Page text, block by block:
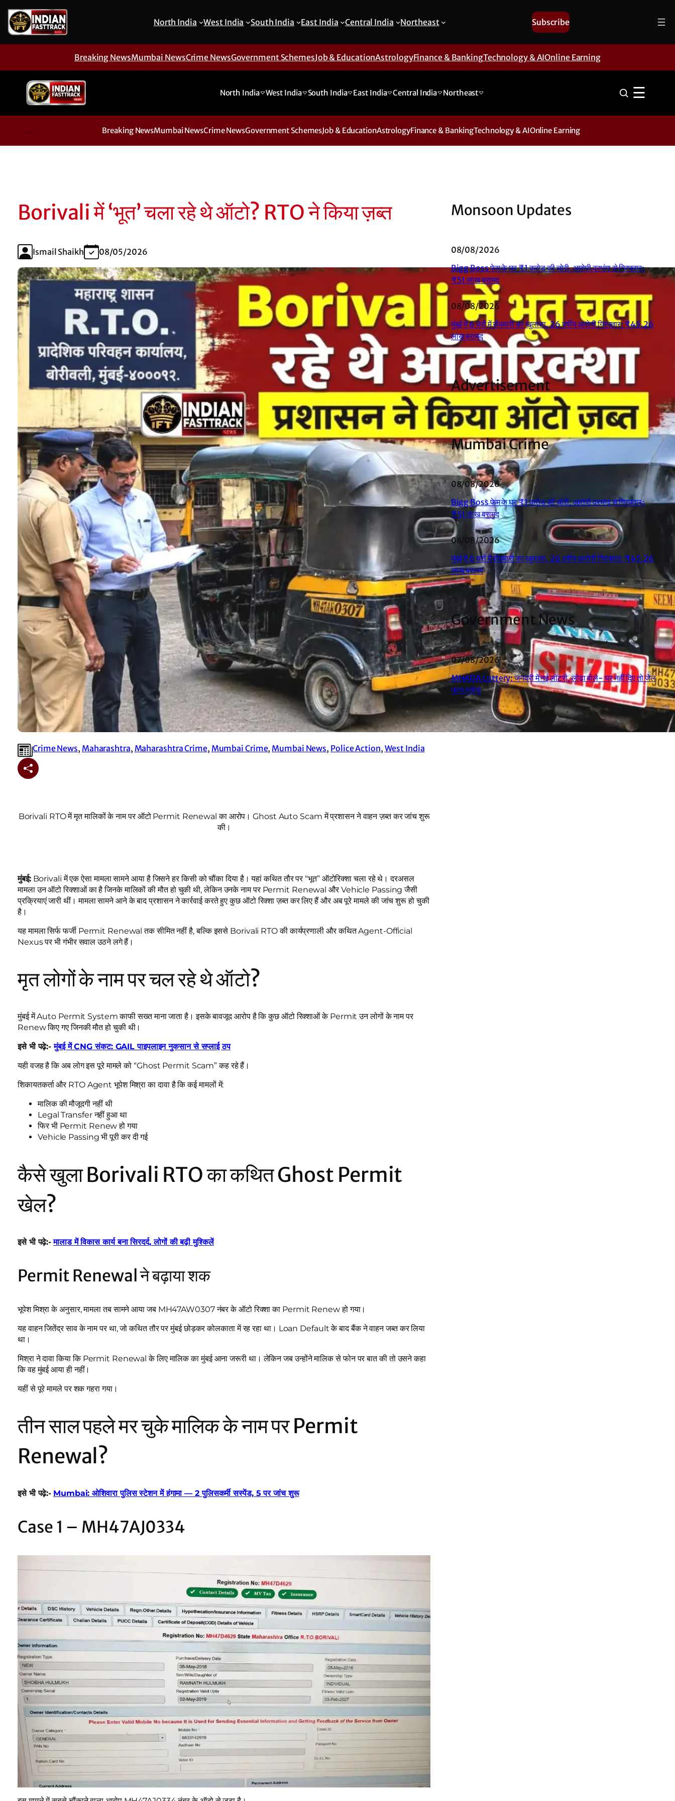
North India West India South India East India Central India Northeast Subscribe
Breaking NewsMumbai NewsCrime NewsGovernment SchemesJob & EducationAstrologyFinance & BankingTechnology & AIOnline Earning
North India West India South India East India Central India Northeast ☰
... Breaking NewsMumbai NewsCrime NewsGovernment SchemesJob & EducationAstrologyFinance & BankingTechnology & AIOnline Earning
Borivali में ‘भूत’ चला रहे थे ऑटो? RTO ने किया ज़ब्त
Ismail Shaikh 08/05/2026
Crime News, Maharashtra, Maharashtra Crime, Mumbai Crime, Mumbai News, Police Action, West India
Borivali RTO में मृत मालिकों के नाम पर ऑटो Permit Renewal का आरोप। Ghost Auto Scam में प्रशासन ने वाहन ज़ब्त कर जांच शुरू
की।
मुंबई:Borivali में एक ऐसा मामला सामने आया है जिसने हर किसी को चौंका दिया है। यहां कथित तौर पर “भूत” ऑटोरिक्शा चला रहे थे। दरअसल
मामला उन ऑटो रिक्शाओं का है जिनके मालिकों की मौत हो चुकी थी, लेकिन उनके नाम पर Permit Renewal और Vehicle Passing जैसी
प्रक्रियाएं जारी थीं। मामला सामने आने के बाद प्रशासन ने कार्रवाई करते हुए कुछ ऑटो रिक्शा ज़ब्त कर लिए हैं और अब पूरे मामले की जांच शुरू हो चुकी
है।
यह मामला सिर्फ फर्जी Permit Renewal तक सीमित नहीं है, बल्कि इससे Borivali RTO की कार्यप्रणाली और कथित Agent-Official
Nexus पर भी गंभीर सवाल उठने लगे हैं।
मृत लोगों के नाम पर चल रहे थे ऑटो?
मुंबई में Auto Permit System काफी सख्त माना जाता है। इसके बावजूद आरोप है कि कुछ ऑटो रिक्शाओं के Permit उन लोगों के नाम पर
Renew किए गए जिनकी मौत हो चुकी थी।
इसे भी पढ़े:-मुंबई में CNG संकट: GAIL पाइपलाइन नुकसान से सप्लाई ठप
यही वजह है कि अब लोग इस पूरे मामले को “Ghost Permit Scam” कह रहे हैं।
शिकायतकर्ता और RTO Agent भूपेश मिश्रा का दावा है कि कई मामलों में:
मालिक की मौजूदगी नहीं थी
Legal Transfer नहीं हुआ था
फिर भी Permit Renew हो गया
Vehicle Passing भी पूरी कर दी गई
कैसे खुला Borivali RTO का कथित Ghost Permit
खेल?
इसे भी पढ़े:- मालाड में विकास कार्य बना सिरदर्द, लोगों की बढ़ी मुश्किलें
Permit Renewal ने बढ़ाया शक
भूपेश मिश्रा के अनुसार, मामला तब सामने आया जब MH47AW0307 नंबर के ऑटो रिक्शा का Permit Renew हो गया।
यह वाहन जितेंद्र साव के नाम पर था, जो कथित तौर पर मुंबई छोड़कर कोलकाता में रह रहा था। Loan Default के बाद बैंक ने वाहन जब्त कर लिया
था।
मिश्रा ने दावा किया कि Permit Renewal के लिए मालिक का मुंबई आना जरूरी था। लेकिन जब उन्होंने मालिक से फोन पर बात की तो उसने कहा
कि वह मुंबई आया ही नहीं।
यहीं से पूरे मामले पर शक गहरा गया।
तीन साल पहले मर चुके मालिक के नाम पर Permit
Renewal?
इसे भी पढ़े:- Mumbai: ओशिवारा पुलिस स्टेशन में हंगामा — 2 पुलिसकर्मी सस्पेंड, 5 पर जांच शुरू
Case 1 – MH47AJ0334
Monsoon Updates
08/08/2026
Bigg Boss फेम के घर ₹1 करोड़ की चोरी, आरोपी दरभंगा से गिरफ्तार;
₹51 लाख बरामद
08/08/2026
मुंबई में 6 घरों में सेंधमारी का खुलासा, 26 वर्षीय आरोपी गिरफ्तार; ₹45.26
लाख बरामद
Advertisement
Mumbai Crime
08/08/2026
Bigg Boss फेम के घर ₹1 करोड़ की चोरी, आरोपी दरभंगा से गिरफ्तार;
₹51 लाख बरामद
08/08/2026
मुंबई में 6 घरों में सेंधमारी का खुलासा, 26 वर्षीय आरोपी गिरफ्तार; ₹45.26
लाख बरामद
Government News
07/08/2026
MHADA Lottery: जनवरी में नई लॉटरी, लोढ़ा बोले- घर नहीं दिए तो जेल
जाना पड़ेगा